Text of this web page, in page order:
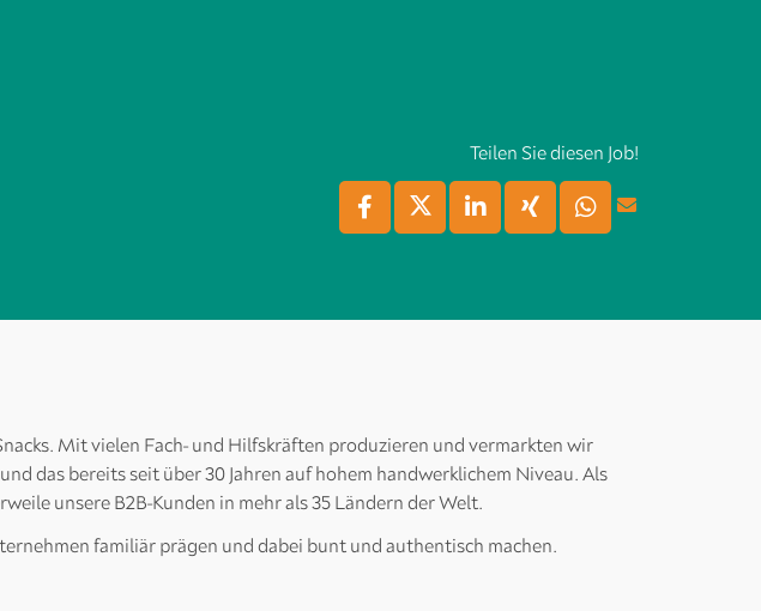
Teilen Sie diesen Job!
Mit vielen Fach- und Hilfskräften produzieren und vermarkten wir
das bereits seit über 30 Jahren auf hohem handwerklichem Niveau. Als
unsere B2B-Kunden in mehr als 35 Ländern der Welt.
familiär prägen und dabei bunt und authentisch machen.